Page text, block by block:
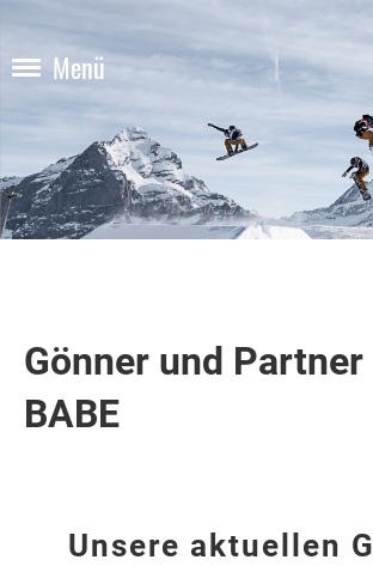
Menü
Gönner und Partner
BABE
Unsere aktuellen